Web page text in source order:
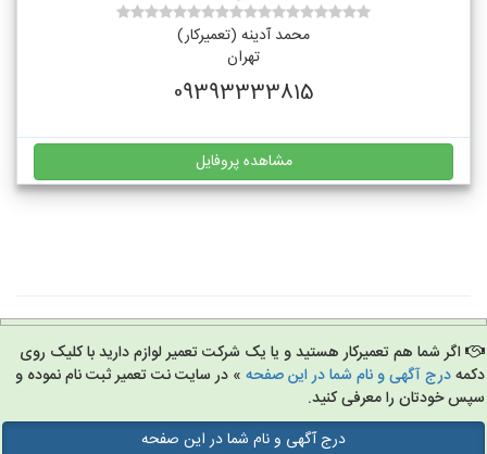
محمد آدینه (تعمیرکار)
تهران
09393333815
مشاهده پروفایل
اگر شما هم تعمیرکار هستید و یا یک شرکت تعمیر لوازم دارید با کلیک روی
درج آگهی و نام شما در این صفحه» در سایت نت تعمیر ثبت نام نموده و
خودتان را معرفی کنید.
درج آگهی و نام شما در این صفحه